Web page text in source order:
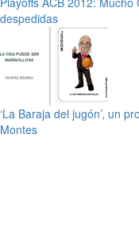
despedidas
‘La Baraja del jugón’, un
Montes